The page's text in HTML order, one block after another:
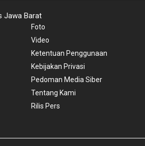
Jawa Barat
Foto
Video
Ketentuan Penggunaan
Kebijakan Privasi
Pedoman Media Siber
Tentang Kami
Rilis Pers